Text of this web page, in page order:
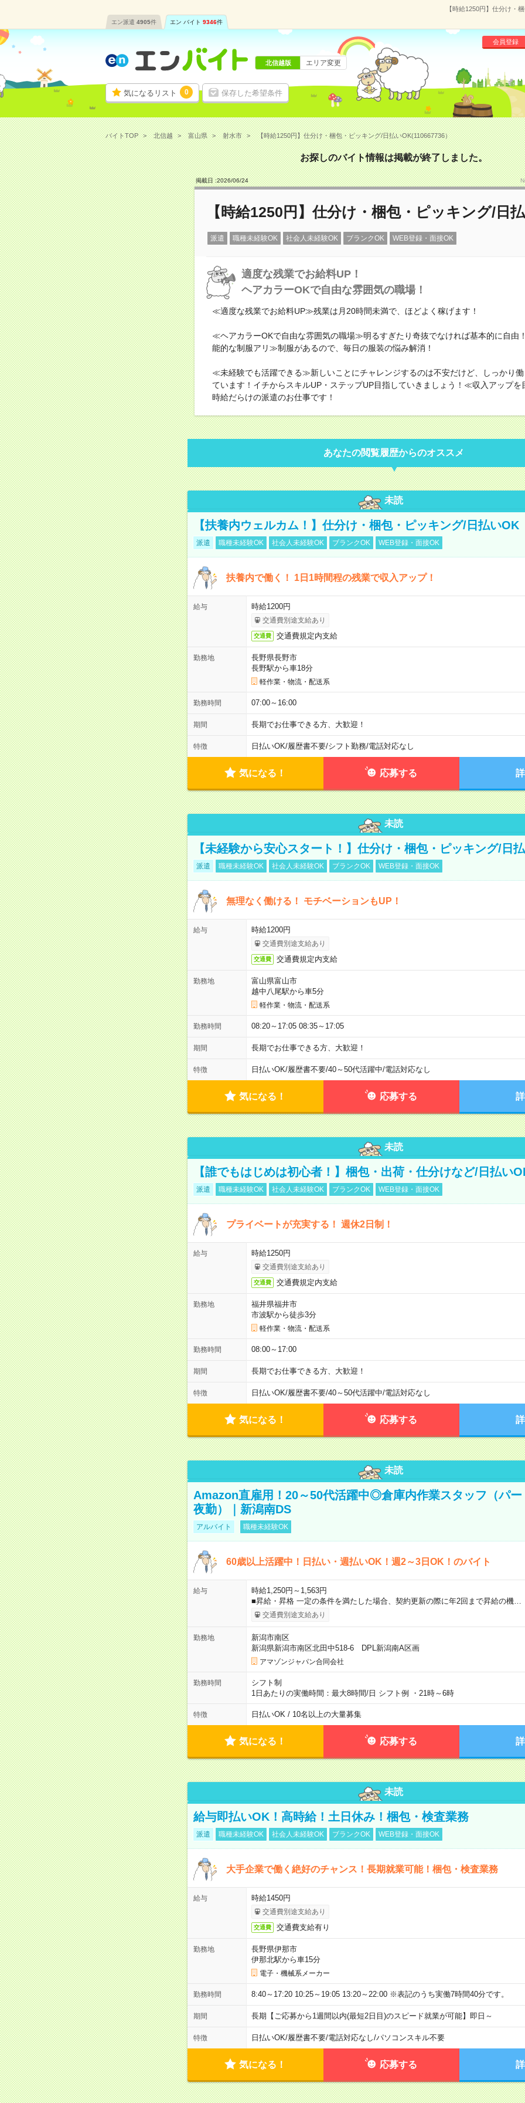
【時給1250円】仕分け・
エン派遣 4905件 エン バイト 9346件
気になるリスト 0 保存した希望条件
会員登録
北信越版 エリア変更
バイトTOP 北信越 富山県 射水市 【時給1250円】仕分け・梱包・ピッキング/日払いOK(110667736）
お探しのバイト情報は掲載が終了しました。
掲載日 :2026/06/24
【時給1250円】仕分け・梱包・ピッキング/日
派遣 職種未経験OK 社会人未経験OK ブランクOK WEB登録・面接OK
適度な残業でお給料UP！
ヘアカラーOKで自由な雰囲気の職場！
≪適度な残業でお給料UP≫残業は月20時間未満で、ほどよく稼げます！
≪ヘアカラーOKで自由な雰囲気の職場≫明るすぎたり奇抜でなければ基本的に自由
能的な制服アリ≫制服があるので、毎日の服装の悩み解消！
≪未経験でも活躍できる≫新しいことにチャレンジするのは不安だけど、しっかり
ています！イチからスキルUP・ステップUP目指していきましょう！≪収入アップ
時給だらけの派遣のお仕事です！
あなたの閲覧履歴からのオススメ
未読
【扶養内ウェルカム！】仕分け・梱包・ピッキング/日払いOK
派遣 職種未経験OK 社会人未経験OK ブランクOK WEB登録・面接OK
扶養内で働く！ 1日1時間程の残業で収入アップ！
給与 時給1200円
交通費別途支給あり
交通費 交通費規定内支給
勤務地
長野県長野市
長野駅から車18分
軽作業・物流・配送系
勤務時間 07:00～16:00
期間 長期でお仕事できる方、大歓迎！
特徴 日払いOK/履歴書不要/シフト勤務/電話対応なし
気になる！ 応募する
未読
【未経験から安心スタート！】仕分け・梱包・ピッキング/日
派遣 職種未経験OK 社会人未経験OK ブランクOK WEB登録・面接OK
無理なく働ける！ モチベーションもUP！
給与 時給1200円
交通費別途支給あり
交通費 交通費規定内支給
勤務地
富山県富山市
越中八尾駅から車5分
軽作業・物流・配送系
勤務時間 08:20～17:05 08:35～17:05
期間 長期でお仕事できる方、大歓迎！
特徴 日払いOK/履歴書不要/40～50代活躍中/電話対応なし
気になる！ 応募する
未読
【誰でもはじめは初心者！】梱包・出荷・仕分けなど/日払い
派遣 職種未経験OK 社会人未経験OK ブランクOK WEB登録・面接OK
プライベートが充実する！ 週休2日制！
給与 時給1250円
交通費別途支給あり
交通費 交通費規定内支給
勤務地
福井県福井市
市波駅から徒歩3分
軽作業・物流・配送系
勤務時間 08:00～17:00
期間 長期でお仕事できる方、大歓迎！
特徴 日払いOK/履歴書不要/40～50代活躍中/電話対応なし
気になる！ 応募する
未読
Amazon直雇用！20～50代活躍中◎倉庫内作業スタッフ（パー
夜勤）｜新潟南DS
アルバイト 職種未経験OK
60歳以上活躍中！日払い・週払いOK！週2～3日OK！のバイト
給与
時給1,250円～1,563円
■昇給・昇格 一定の条件を満たした場合、契約更新の際に年2回まで昇給の機…
交通費別途支給あり
勤務地
新潟市南区
新潟県新潟市南区北田中518-6 DPL新潟南A区画
アマゾンジャパン合同会社
勤務時間
シフト制
1日あたりの実働時間：最大8時間/日 シフト例 ・21時～6時
特徴 日払いOK / 10名以上の大量募集
気になる！ 応募する
未読
給与即払いOK！高時給！土日休み！梱包・検査業務
派遣 職種未経験OK 社会人未経験OK ブランクOK WEB登録・面接OK
大手企業で働く絶好のチャンス！長期就業可能！梱包・検査業務
給与 時給1450円
交通費別途支給あり
交通費 交通費支給有り
勤務地
長野県伊那市
伊那北駅から車15分
電子・機械系メーカー
勤務時間 8:40～17:20 10:25～19:05 13:20～22:00 ※表記のうち実働7時間40分です。
期間 長期【ご応募から1週間以内(最短2日目)のスピード就業が可能】即日～
特徴 日払いOK/履歴書不要/電話対応なし/パソコンスキル不要
気になる！ 応募する